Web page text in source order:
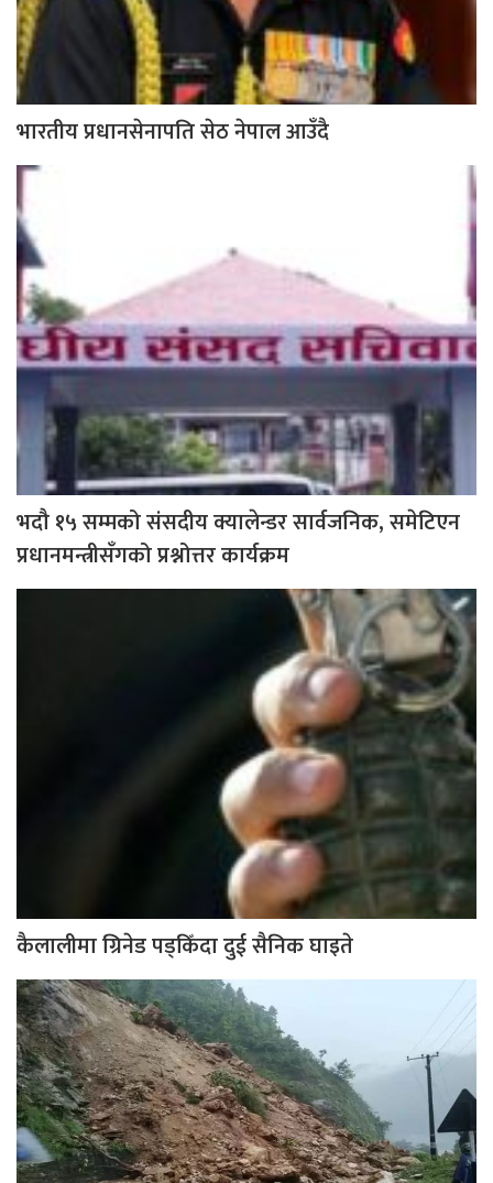
भारतीय प्रधानसेनापति सेठ नेपाल आउँदै
भदौ १५ सम्मको संसदीय क्यालेन्डर सार्वजनिक, समेटिएन
प्रधानमन्त्रीसँगको प्रश्नोत्तर कार्यक्रम
कैलालीमा ग्रिनेड पड्किँदा दुई सैनिक घाइते